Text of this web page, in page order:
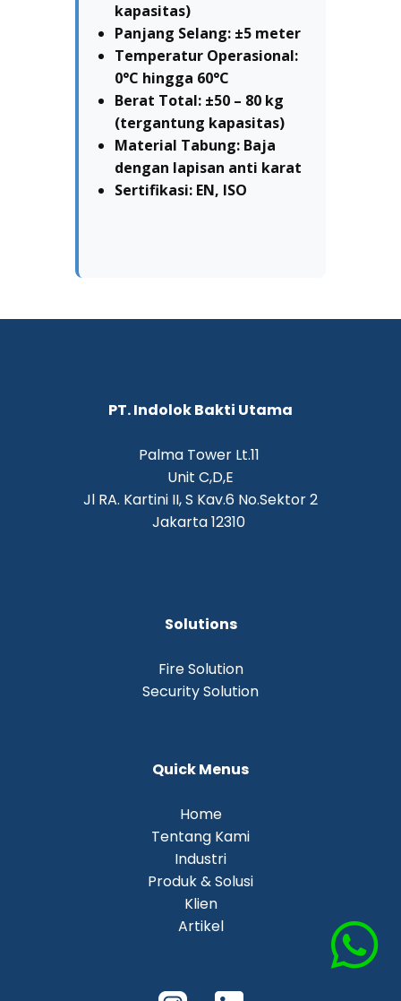
kapasitas)
Panjang Selang: ±5 meter
Temperatur Operasional:
0°C hingga 60°C
Berat Total: ±50 – 80 kg
(tergantung kapasitas)
Material Tabung: Baja
dengan lapisan anti karat
Sertifikasi: EN, ISO
PT. Indolok Bakti Utama
Palma Tower Lt.11
Unit C,D,E
Jl RA. Kartini II, S Kav.6 No.Sektor 2
Jakarta 12310
Solutions
Fire Solution
Security Solution
Quick Menus
Home
Tentang Kami
Industri
Produk & Solusi
Klien
Artikel